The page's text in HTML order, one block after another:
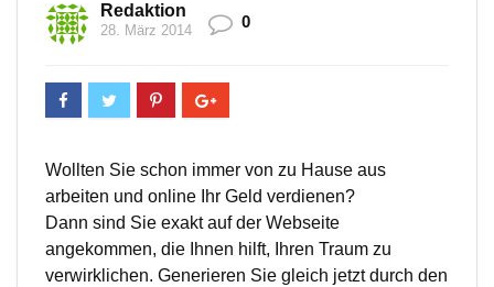
Redaktion
28. März 2014 0
Wollten Sie schon immer von zu Hause aus
arbeiten und online Ihr Geld verdienen?
Dann sind Sie exakt auf der Webseite
angekommen, die Ihnen hilft, Ihren Traum zu
verwirklichen. Generieren Sie gleich jetzt durch den